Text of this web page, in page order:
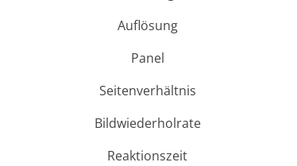
Auflösung
Panel
Seitenverhältnis
Bildwiederholrate
Reaktionszeit